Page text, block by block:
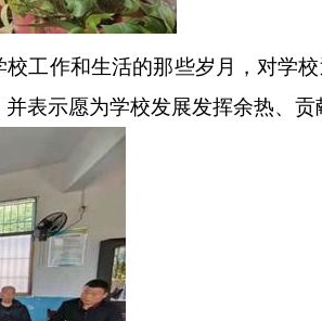
工作和生活的那些岁月，对学
表示愿为学校发展发挥余热、贡